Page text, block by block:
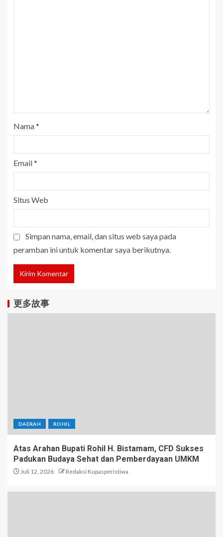
Nama*
Email*
Situs Web
Simpan nama, email, dan situs web saya pada
peramban ini untuk komentar saya berikutnya.
更多故事
DAERAH ROHIL
Atas Arahan Bupati Rohil H. Bistamam, CFD Sukses
Padukan Budaya Sehat dan Pemberdayaan UMKM
Juli 12, 2026 Redaksi Kupasperistiwa